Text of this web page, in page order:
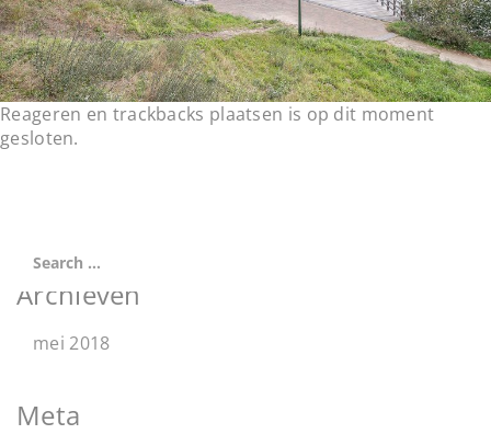
Reageren en trackbacks plaatsen is op dit moment
gesloten.
Archieven
mei 2018
Meta